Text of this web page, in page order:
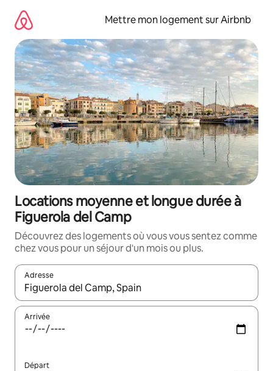
directement
contenu
Mettre mon logement sur Airbnb
Locations moyenne et longue durée à
Figuerola del Camp
Découvrez des logements où vous vous sentez comme
chez vous pour un séjour d'un mois ou plus.
Adresse
Lorsque les résultats s'affichent, utilisez les flèches vers le
Arrivée
Départ